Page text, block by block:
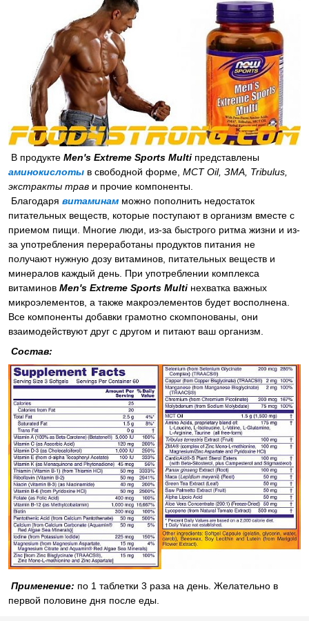
В продукте Men's Extreme Sports Multi представлены
аминокислоты в свободной форме, MCT Oil, ЗМА, Tribulus,
экстракты трав и прочие компоненты.
Благодаря витаминам можно пополнить недостаток
питательных веществ, которые поступают в организм вместе с
приемом пищи. Многие люди, из-за быстрого ритма жизни и из-
за употребления переработаны продуктов питания не
получают нужную дозу витаминов, питательных веществ и
минералов каждый день. При употреблении комплекса
витаминов Men's Extreme Sports Multi нехватка важных
микроэлементов, а также макроэлементов будет восполнена.
Все компоненты добавки грамотно скомпонованы, они
взаимодействуют друг с другом и питают ваш организм.
Состав:
Применение: по 1 таблетки 3 раза на день. Желательно в
первой половине дня после еды.